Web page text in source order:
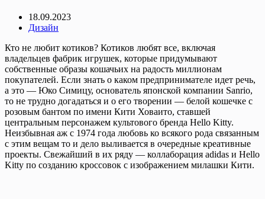
18.09.2023
Дизайн
Кто не любит котиков? Котиков любят все, включая
владельцев фабрик игрушек, которые придумывают
собственные образы кошачьих на радость миллионам
покупателей. Если знать о каком предпринимателе идет речь,
а это — Юко Симицу, основатель японской компании Sanrio,
то не трудно догадаться и о его творении — белой кошечке с
розовым бантом по имени Кити Ховаито, ставшей
центральным персонажем культового бренда Hello Kitty.
Неизбывная аж с 1974 года любовь ко всякого рода связанным
с этим вещам то и дело выливается в очередные креативные
проекты. Свежайший в их ряду — коллаборация adidas и Hello
Kitty по созданию кроссовок с изображением милашки Кити.